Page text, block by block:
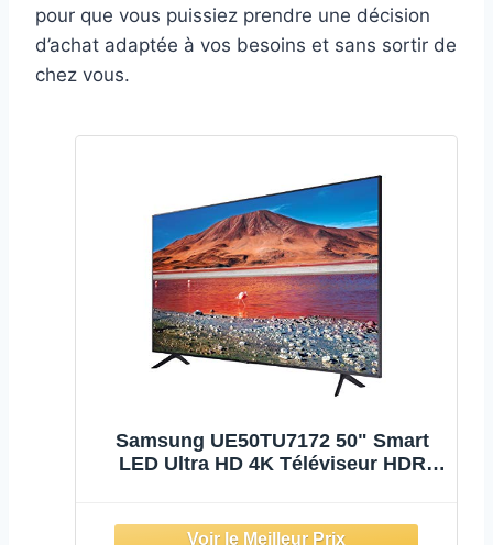
pour que vous puissiez prendre une décision
d’achat adaptée à vos besoins et sans sortir de
chez vous.
Samsung UE50TU7172 50" Smart
LED Ultra HD 4K Téléviseur HDR